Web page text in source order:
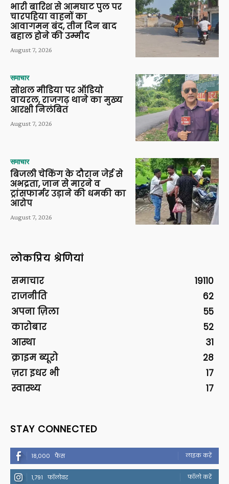
भारी बारिश से आमघाट पुल पर
चारपहिया वाहनों का
आवागमन बंद, तीन दिन बाद
बहाल होने की उम्मीद
August 7, 2026
समाचार
सोशल मीडिया पर ऑडियो
वायरल, राजगढ़ थाने का मुख्य
आरक्षी निलंबित
August 7, 2026
समाचार
बिजली चेकिंग के दौरान जेई से
अभद्रता, जान से मारने व
ट्रांसफार्मर उड़ाने की धमकी का
आरोप
August 7, 2026
लोकप्रिय श्रेणियां
समाचार
19110
राजनीति
62
अपना ज़िला
55
कारोबार
52
आस्था
31
क्राइम ब्यूरो
28
ज़रा इधर भी
17
स्वास्थ्य
17
STAY CONNECTED
18,000 फैंस लाइक करें
1,791 फॉलोवर फॉलो करें